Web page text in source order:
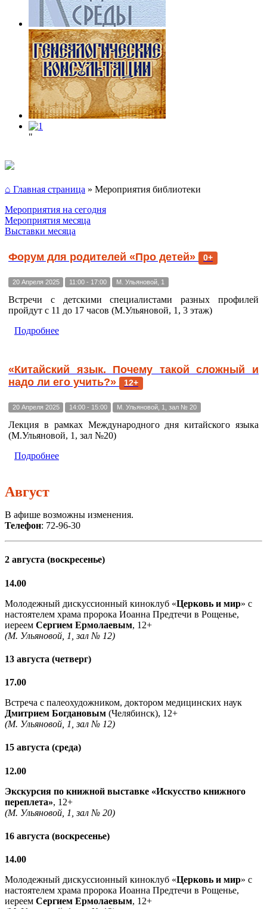
"
⌂ Главная страница » Мероприятия библиотеки
Мероприятия на сегодня
Мероприятия месяца
Выставки месяца
Форум для родителей «Про детей» 0+
20 Апреля 2025 11:00 - 17:00 М. Ульяновой, 1
Встречи с детскими специалистами разных профилей
пройдут с 11 до 17 часов (М.Ульяновой, 1, 3 этаж)
Подробнее
«Китайский язык. Почему такой сложный и
надо ли его учить?»
12+
20 Апреля 2025 14:00 - 15:00 М. Ульяновой, 1, зал № 20
Лекция в рамках Международного дня китайского языка
(М.Ульяновой, 1, зал №20)
Подробнее
Август
В афише возможны изменения.
Телефон: 72-96-30
2 августа (воскресенье)
14.00
Молодежный дискуссионный киноклуб «Церковь и мир» с
настоятелем храма пророка Иоанна Предтечи в Рощенье,
иереем Сергием Ермолаевым, 12+
(М. Ульяновой, 1, зал № 12)
13 августа (четверг)
17.00
Встреча с палеохудожником, доктором медицинских наук
Дмитрием Богдановым (Челябинск), 12+
(М. Ульяновой, 1, зал № 12)
15 августа (среда)
12.00
Экскурсия по книжной выставке «Искусство книжного
переплета», 12+
(М. Ульяновой, 1, зал № 20)
16 августа (воскресенье)
14.00
Молодежный дискуссионный киноклуб «Церковь и мир» с
настоятелем храма пророка Иоанна Предтечи в Рощенье,
иереем Сергием Ермолаевым, 12+